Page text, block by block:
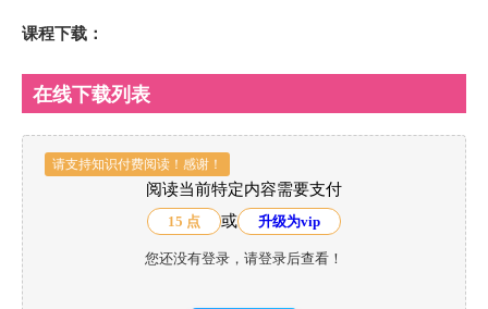
课程下载：
在线下载列表
请支持知识付费阅读！感谢！
阅读当前特定内容需要支付
15 点 或 升级为vip
您还没有登录，请登录后查看！